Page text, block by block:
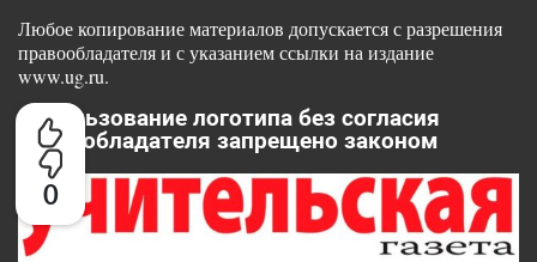
0
Любое копирование материалов допускается с разрешения
правообладателя и с указанием ссылки на издание
www.ug.ru.
Использование логотипа без согласия
правообладателя запрещено законом